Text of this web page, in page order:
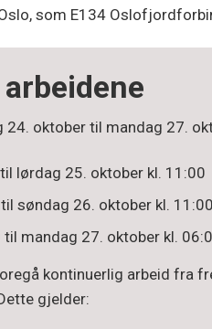
som E134
oktober til mandag 27.
lørdag 25. oktober kl. 11:00
søndag 26. oktober kl. 11:00
mandag 27. oktober kl.
kontinuerlig arbeid fra
gjelder: